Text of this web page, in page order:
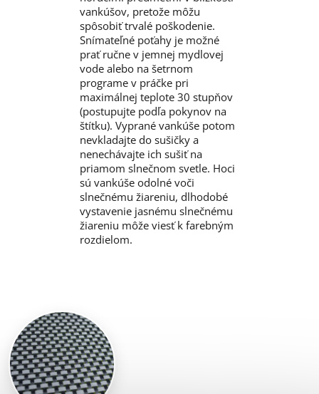
vankúšov, pretože môžu
spôsobiť trvalé poškodenie.
Snímateľné poťahy je možné
prať ručne v jemnej mydlovej
vode alebo na šetrnom
programe v práčke pri
maximálnej teplote 30 stupňov
(postupujte podľa pokynov na
štítku). Vyprané vankúše potom
nevkladajte do sušičky a
nenechávajte ich sušiť na
priamom slnečnom svetle. Hoci
sú vankúše odolné voči
slnečnému žiareniu, dlhodobé
vystavenie jasnému slnečnému
žiareniu môže viesť k farebným
rozdielom.